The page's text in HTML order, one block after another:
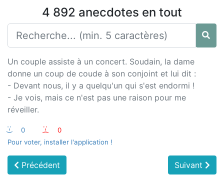
4 892 anecdotes en tout
Un couple assiste à un concert. Soudain, la dame
donne un coup de coude à son conjoint et lui dit :
- Devant nous, il y a quelqu'un qui s'est endormi !
- Je vois, mais ce n'est pas une raison pour me
réveiller.
:-) 0 :-(
0
Pour voter, installer l'application !
Précédent Suivant